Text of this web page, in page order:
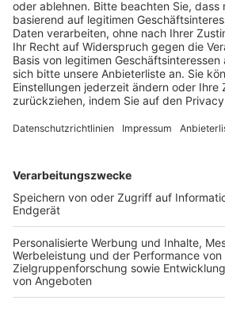
BFV-Geschäftsstellen
Trainerbörse
Login SpielPlus
FOLGE DEM BFV
TOP-VEREINE
TOP-PARTNER